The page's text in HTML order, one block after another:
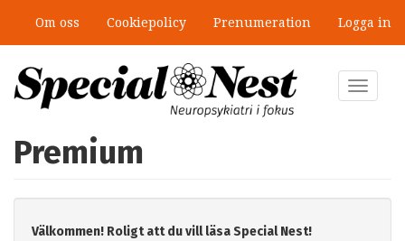
huvudinnehåll
Om oss Cookiepolicy Prenumeration Logga in
Toggle
Premium
Välkommen! Roligt att du vill läsa Special Nest!